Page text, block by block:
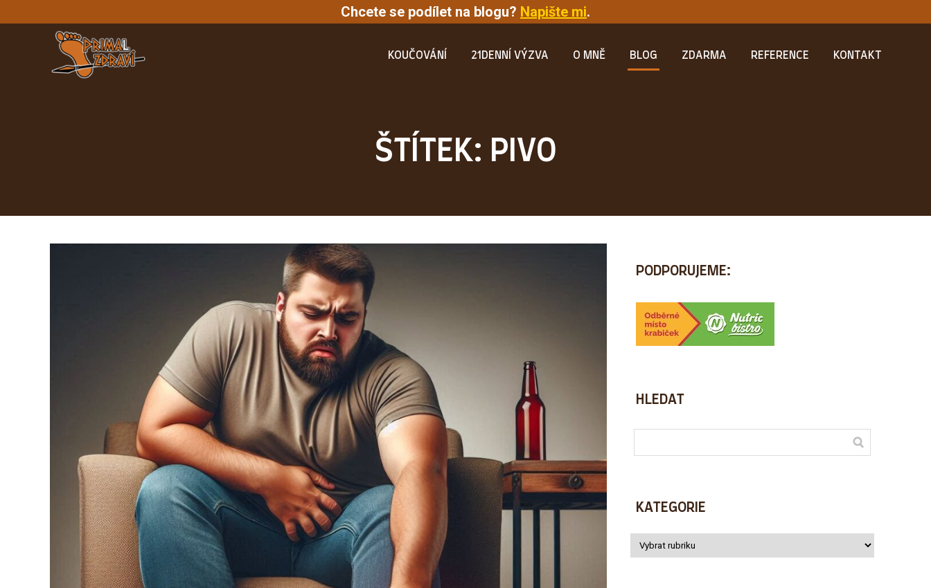
Chcete se podílet na blogu? Napište mi.
KOUČOVÁNÍ 21DENNÍ VÝZVA O MNĚ BLOG ZDARMA REFERENCE KONTAKT
ŠTÍTEK: PIVO
PODPORUJEME:
HLEDAT
KATEGORIE